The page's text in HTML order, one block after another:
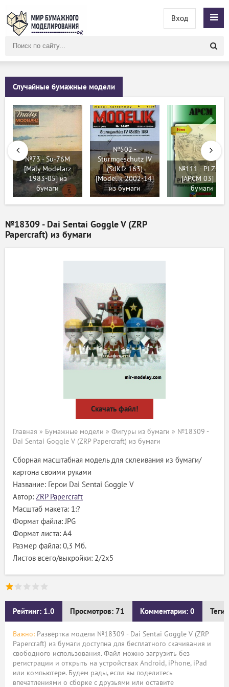
сайту
Вход
Случайные бумажные модели
№73 - Su-76M
[Maly Modelarz
1983-05] из
бумаги
№502 -
Sturmgeschutz IV
(SdKfz 163)
[Modelik 2002-14]
из бумаги
№111 - PLZ-05
[APCM 03] из
бумаги
№18309 - Dai Sentai Goggle V (ZRP
Papercraft) из бумаги
Скачать файл!
Главная » Бумажные модели » Фигуры из бумаги » №18309 -
Dai Sentai Goggle V (ZRP Papercraft) из бумаги
Сборная масштабная модель для склеивания из бумаги/
картона своими руками
Название: Герои Dai Sentai Goggle V
Автор: ZRP Papercraft
Масштаб макета: 1:?
Формат файла: JPG
Формат листа: А4
Размер файла: 0,3 Мб.
Листов всего/выкройки: 2/2х5
Рейтинг: 1.0 Просмотров: 71 Комментарии: 0 Теги:
Важно: Развёртка модели №18309 - Dai Sentai Goggle V (ZRP
Papercraft) из бумаги доступна для бесплатного скачивания и
свободного использования. Файл можно загрузить без
регистрации и открыть на устройствах Android, iPhone, iPad
или компьютере. Будем рады, если вы поделитесь
впечатлениями о сборке с друзьями или оставите